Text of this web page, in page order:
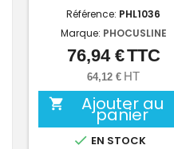
Référence: PHL1036
Marque: PHOCUSLINE
Prix
76,94 €TTC
64,12 € HT
 Ajouter au
panier
 EN STOCK